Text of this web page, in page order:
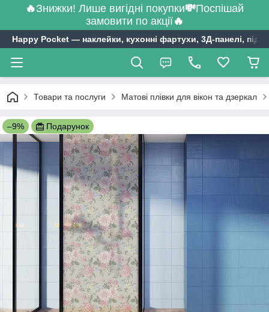
🔥Знижки! Лише вигідні покупки💸Поспішай
замовити по акції🔥
Happy Pocket ― наклейки, кухонні фартухи, 3Д-панелі,
Товари та послуги Матові плівки для вікон та дзеркал
–9% Подарунок